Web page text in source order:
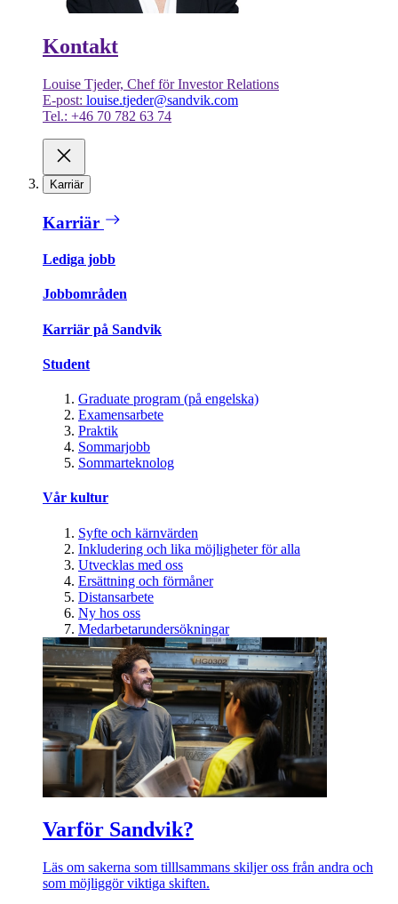
Kontakt
Louise Tjeder, Chef för Investor Relations
E-post: louise.tjeder@sandvik.com
Tel.: +46 70 782 63 74
Karriär
Karriär
Lediga jobb
Jobbområden
Karriär på Sandvik
Student
Graduate program (på engelska)
Examensarbete
Praktik
Sommarjobb
Sommarteknolog
Vår kultur
Syfte och kärnvärden
Inkludering och lika möjligheter för alla
Utvecklas med oss
Ersättning och förmåner
Distansarbete
Ny hos oss
Medarbetarundersökningar
Varför Sandvik?
Läs om sakerna som tilllsammans skiljer oss från andra och
som möjliggör viktiga skiften.